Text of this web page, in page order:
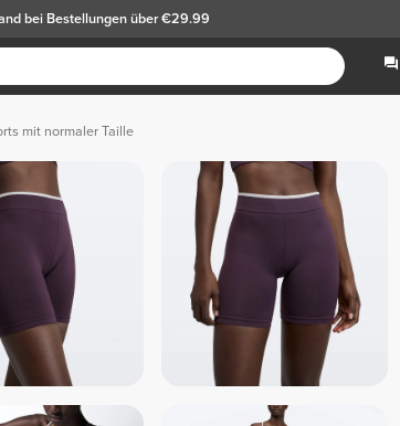
bei Bestellungen über €29.99
mit normaler Taille